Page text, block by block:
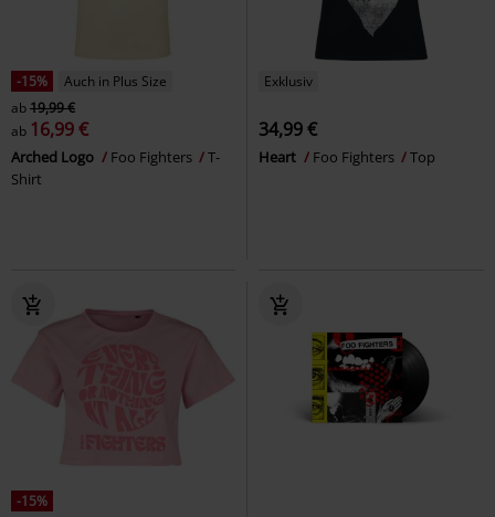
-15%
Auch in Plus Size
ab19,99 €
ab 16,99 €
Arched Logo Foo Fighters
T-
Shirt
Exklusiv
34,99 €
Heart Foo Fighters Top
-15%